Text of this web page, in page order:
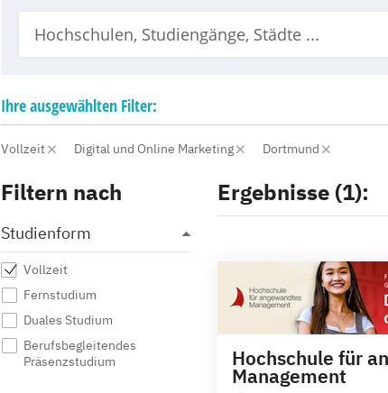
Ihreausgewählten Filter:
Vollzeit Digital und Online Marketing Dortmund
Filtern nach
Studienform
Vollzeit
Fernstudium
Duales Studium
Berufsbegleitendes
Präsenzstudium
Ergebnisse (1):
Hochschule für
Management